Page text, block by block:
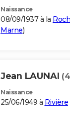
Naissance
08/09/1937 à la
Marne)
Jean LAUNAI
Naissance
25/06/1949 à Rivière